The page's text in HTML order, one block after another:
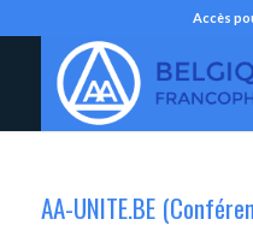
Accès
AA-UNITE.BE